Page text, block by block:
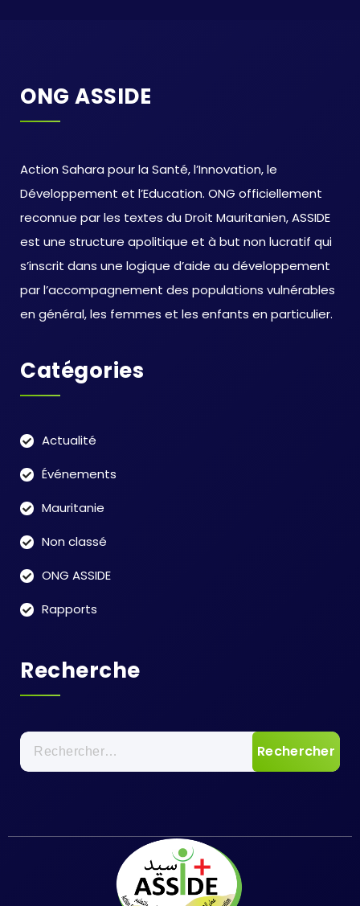
ONG ASSIDE
Action Sahara pour la Santé, l’Innovation, le
Développement et l’Education. ONG officiellement
reconnue par les textes du Droit Mauritanien, ASSIDE
est une structure apolitique et à but non lucratif qui
s’inscrit dans une logique d’aide au développement
par l’accompagnement des populations vulnérables
en général, les femmes et les enfants en particulier.
Catégories
Actualité
Événements
Mauritanie
Non classé
ONG ASSIDE
Rapports
Recherche
Rechercher :